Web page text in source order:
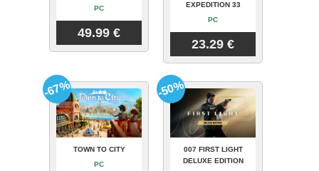
PC
49.99 €
EXPEDITION 33
PC
23.29 €
TOWN TO CITY
PC
-67%
007 FIRST LIGHT
DELUXE EDITION
-50%